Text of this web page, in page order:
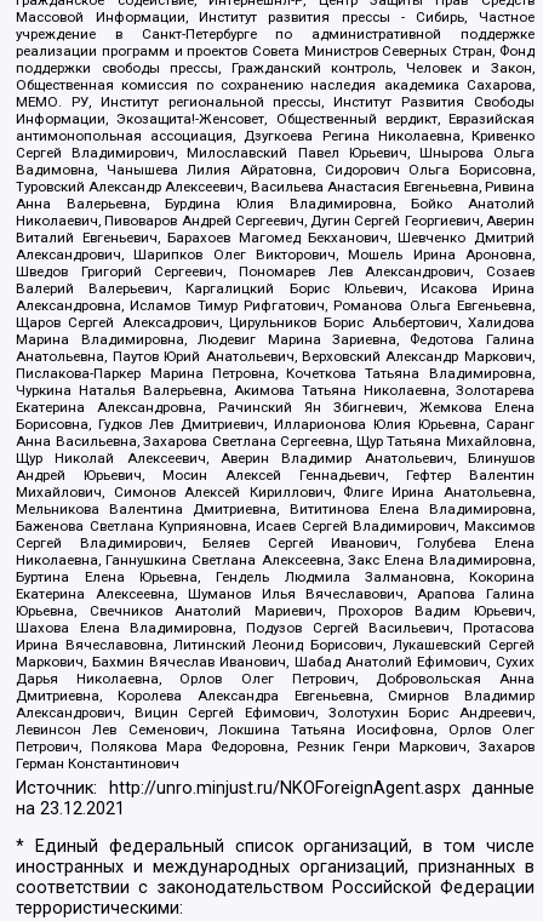
Массовой Информации, Институт развития прессы - Сибирь, Частное
учреждение в Санкт-Петербурге по административной поддержке
реализации программ и проектов Совета Министров Северных Стран, Фонд
поддержки свободы прессы, Гражданский контроль, Человек и Закон,
Общественная комиссия по сохранению наследия академика Сахарова,
МЕМО. РУ, Институт региональной прессы, Институт Развития Свободы
Информации, Экозащита!-Женсовет, Общественный вердикт, Евразийская
антимонопольная ассоциация, Дзугкоева Регина Николаевна, Кривенко
Сергей Владимирович, Милославский Павел Юрьевич, Шнырова Ольга
Вадимовна, Чанышева Лилия Айратовна, Сидорович Ольга Борисовна,
Туровский Александр Алексеевич, Васильева Анастасия Евгеньевна, Ривина
Анна Валерьевна, Бурдина Юлия Владимировна, Бойко Анатолий
Николаевич, Пивоваров Андрей Сергеевич, Дугин Сергей Георгиевич, Аверин
Виталий Евгеньевич, Барахоев Магомед Бекханович, Шевченко Дмитрий
Александрович, Шарипков Олег Викторович, Мошель Ирина Ароновна,
Шведов Григорий Сергеевич, Пономарев Лев Александрович, Созаев
Валерий Валерьевич, Каргалицкий Борис Юльевич, Исакова Ирина
Александровна, Исламов Тимур Рифгатович, Романова Ольга Евгеньевна,
Щаров Сергей Алексадрович, Цирульников Борис Альбертович, Халидова
Марина Владимировна, Людевиг Марина Зариевна, Федотова Галина
Анатольевна, Паутов Юрий Анатольевич, Верховский Александр Маркович,
Пислакова-Паркер Марина Петровна, Кочеткова Татьяна Владимировна,
Чуркина Наталья Валерьевна, Акимова Татьяна Николаевна, Золотарева
Екатерина Александровна, Рачинский Ян Збигневич, Жемкова Елена
Борисовна, Гудков Лев Дмитриевич, Илларионова Юлия Юрьевна, Саранг
Анна Васильевна, Захарова Светлана Сергеевна, Щур Татьяна Михайловна,
Щур Николай Алексеевич, Аверин Владимир Анатольевич, Блинушов
Андрей Юрьевич, Мосин Алексей Геннадьевич, Гефтер Валентин
Михайлович, Симонов Алексей Кириллович, Флиге Ирина Анатольевна,
Мельникова Валентина Дмитриевна, Вититинова Елена Владимировна,
Баженова Светлана Куприяновна, Исаев Сергей Владимирович, Максимов
Сергей Владимирович, Беляев Сергей Иванович, Голубева Елена
Николаевна, Ганнушкина Светлана Алексеевна, Закс Елена Владимировна,
Буртина Елена Юрьевна, Гендель Людмила Залмановна, Кокорина
Екатерина Алексеевна, Шуманов Илья Вячеславович, Арапова Галина
Юрьевна, Свечников Анатолий Мариевич, Прохоров Вадим Юрьевич,
Шахова Елена Владимировна, Подузов Сергей Васильевич, Протасова
Ирина Вячеславовна, Литинский Леонид Борисович, Лукашевский Сергей
Маркович, Бахмин Вячеслав Иванович, Шабад Анатолий Ефимович, Сухих
Дарья Николаевна, Орлов Олег Петрович, Добровольская Анна
Дмитриевна, Королева Александра Евгеньевна, Смирнов Владимир
Александрович, Вицин Сергей Ефимович, Золотухин Борис Андреевич,
Левинсон Лев Семенович, Локшина Татьяна Иосифовна, Орлов Олег
Петрович, Полякова Мара Федоровна, Резник Генри Маркович, Захаров
Герман Константинович
Источник: http://unro.minjust.ru/NKOForeignAgent.aspxданные
на23.12.2021
* Единый федеральный список организаций, в том числе
иностранных и международных организаций, признанных в
соответствии с законодательством Российской Федерации
террористическими: